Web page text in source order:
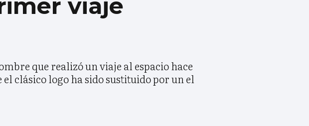
que realizó un viaje al espacio hace
clásico logo ha sido sustituido por un el